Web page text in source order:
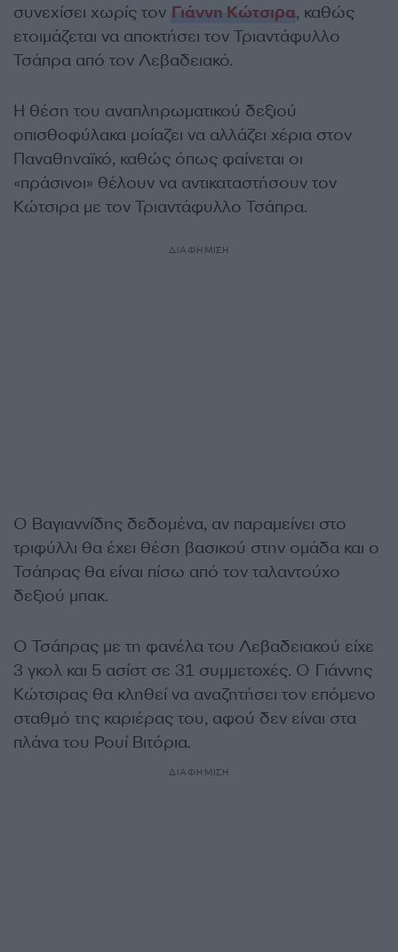
συνεχίσει χωρίς τον Γιάννη Κώτσιρα, καθώς
ετοιμάζεται να αποκτήσει τον Τριαντάφυλλο
Τσάπρα από τον Λεβαδειακό.
Η θέση του αναπληρωματικού δεξιού
οπισθοφύλακα μοίαζει να αλλάζει χέρια στον
Παναθηναϊκό, καθώς όπως φαίνεται οι
«πράσινοι» θέλουν να αντικαταστήσουν τον
Κώτσιρα με τον Τριαντάφυλλο Τσάπρα.
ΔΙΑΦΗΜΙΣΗ
Ο Βαγιαννίδης δεδομένα, αν παραμείνει στο
τριφύλλι θα έχει θέση βασικού στην ομάδα και ο
Τσάπρας θα είναι πίσω από τον ταλαντούχο
δεξιού μπακ.
Ο Τσάπρας με τη φανέλα του Λεβαδειακού είχε
3 γκολ και 5 ασίστ σε 31 συμμετοχές. Ο Γιάννης
Κώτσιρας θα κληθεί να αναζητήσει τον επόμενο
σταθμό της καριέρας του, αφού δεν είναι στα
πλάνα του Ρουί Βιτόρια.
ΔΙΑΦΗΜΙΣΗ